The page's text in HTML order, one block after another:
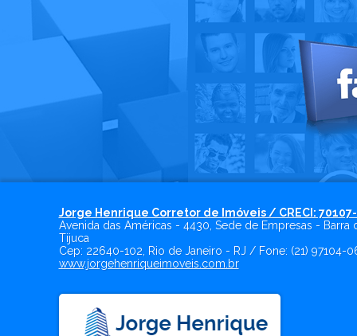
Jorge Henrique Corretor de Imóveis / CRECI:
Avenida das Américas - 4430, Sede de Empresas - Barra
Tijuca
Cep: 22640-102, Rio de Janeiro- RJ/ Fone: (21) 97104-
www.jorgehenriqueimoveis.com.br